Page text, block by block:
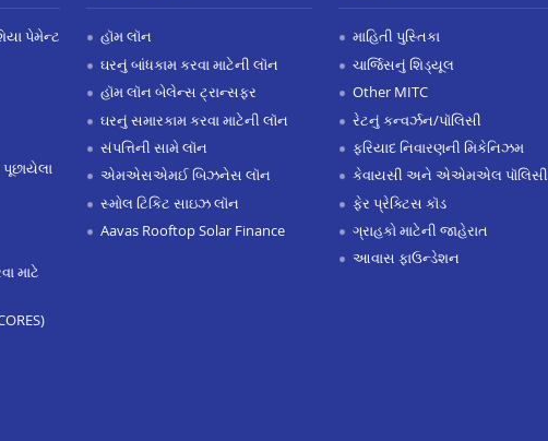
પેમેન્ટ
પૂછાયેલા
માટે
હૉમ લૉન
ઘરનું બાંધકામ કરવા માટેની લૉન
હૉમ લૉન બેલેન્સ ટ્રાન્સફર
ઘરનું સમારકામ કરવા માટેની લૉન
સંપત્તિની સામે લૉન
એમએસએમઈ બિઝનેસ લૉન
સ્મોલ ટિકિટ સાઇઝ લૉન
Aavas Rooftop Solar Finance
માહિતી પુસ્તિકા
ચાર્જિસનું શિડ્યૂલ
Other MITC
રેટનું કન્વર્ઝન/પૉલિસી
ફરિયાદ નિવારણની મિકેનિઝમ
કેવાયસી અને એએમએલ પૉલિસી
ફેર પ્રેક્ટિસ કૉડ
ગ્રાહકો માટેની જાહેરાત
આવાસ ફાઉન્ડેશન